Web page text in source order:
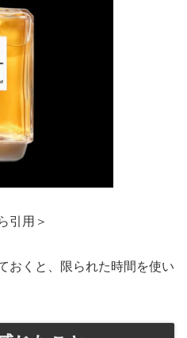
引用＞
おくと、限られた時間を使い